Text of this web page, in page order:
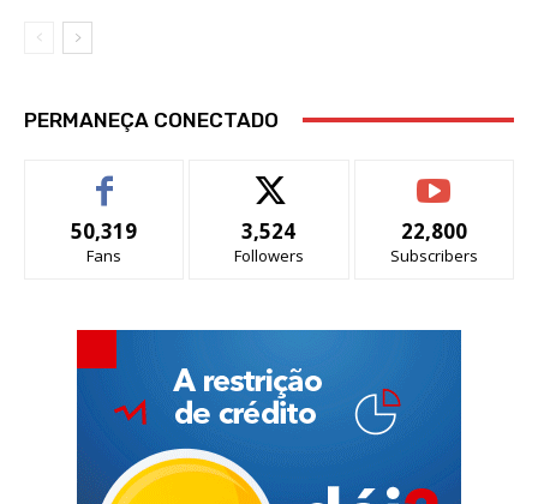
PERMANEÇA CONECTADO
50,319
Fans
3,524
Followers
22,800
Subscribers